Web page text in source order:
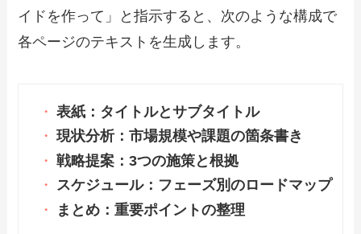
イドを作って」と指示すると、次のような構成で
各ページのテキストを生成します。
表紙：タイトルとサブタイトル
現状分析：市場規模や課題の箇条書き
戦略提案：3つの施策と根拠
スケジュール：フェーズ別のロードマップ
まとめ：重要ポイントの整理